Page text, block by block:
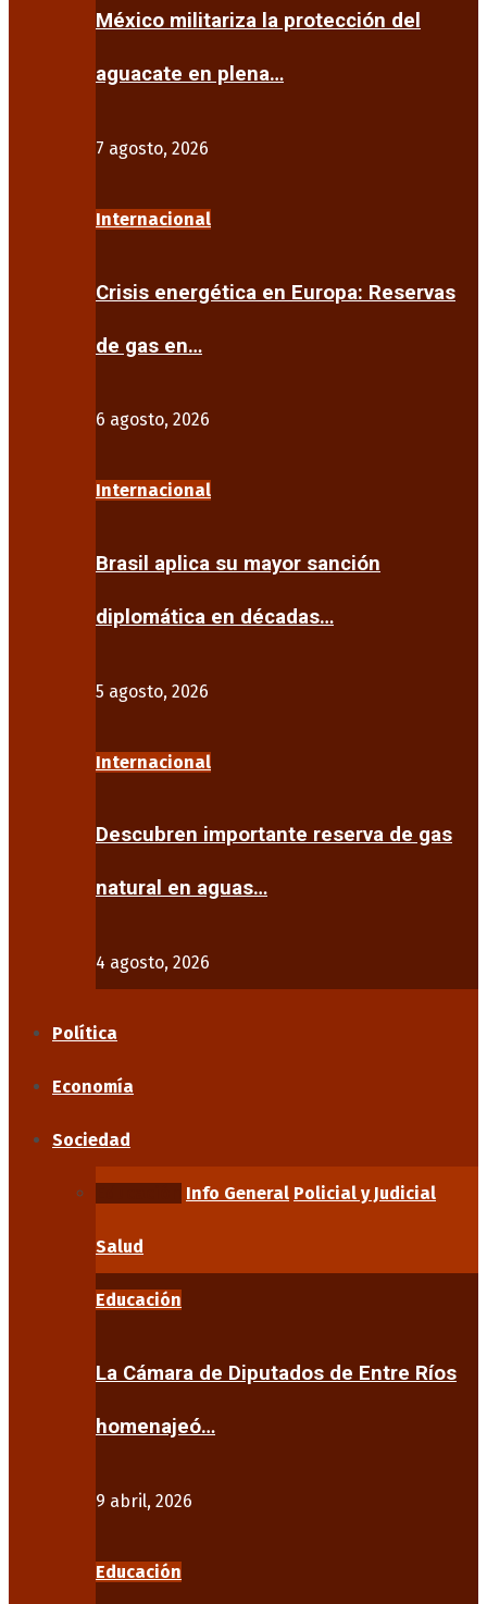
México militariza la protección del
aguacate en plena…
7 agosto, 2026
Internacional
Crisis energética en Europa: Reservas
de gas en…
6 agosto, 2026
Internacional
Brasil aplica su mayor sanción
diplomática en décadas…
5 agosto, 2026
Internacional
Descubren importante reserva de gas
natural en aguas…
4 agosto, 2026
Política
Economía
Sociedad
Info General Policial y Judicial
Salud
Educación
La Cámara de Diputados de Entre Ríos
homenajeó…
9 abril, 2026
Educación